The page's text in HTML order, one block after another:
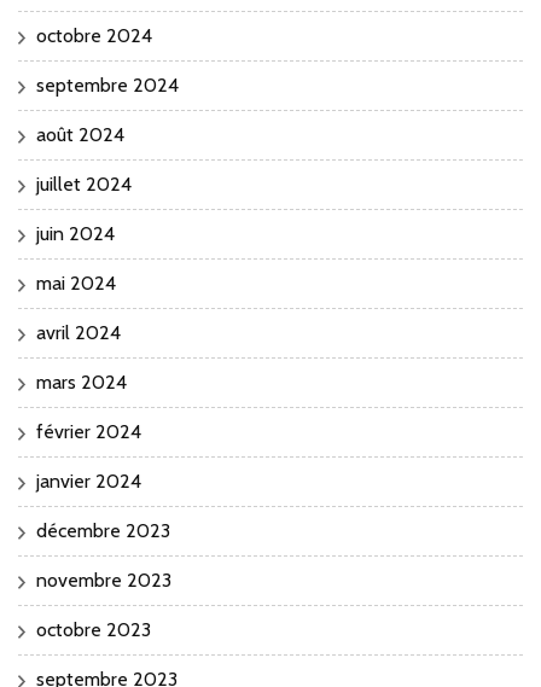
octobre 2024
septembre 2024
août 2024
juillet 2024
juin 2024
mai 2024
avril 2024
mars 2024
février 2024
janvier 2024
décembre 2023
novembre 2023
octobre 2023
septembre 2023